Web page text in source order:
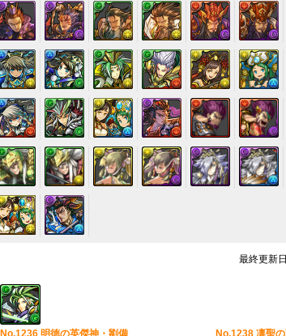
最終更新
No.1236 明徳の英傑神・劉備 No.1238 凛聖